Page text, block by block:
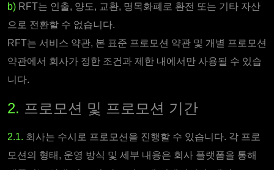
b) RFT는 인출, 양도, 교환, 명목화폐로 환전 또는 기타 자산
으로 전환할 수 없습니다.
RFT는 서비스 약관, 본 표준 프로모션 약관 및 개별 프로모션
약관에서 회사가 정한 조건과 제한 내에서만 사용될 수 있습
니다.
2. 프로모션 및 프로모션 기간
2.1. 회사는 수시로 프로모션을 진행할 수 있습니다. 각 프로
모션의 형태, 운영 방식 및 세부 내용은 회사 플랫폼을 통해